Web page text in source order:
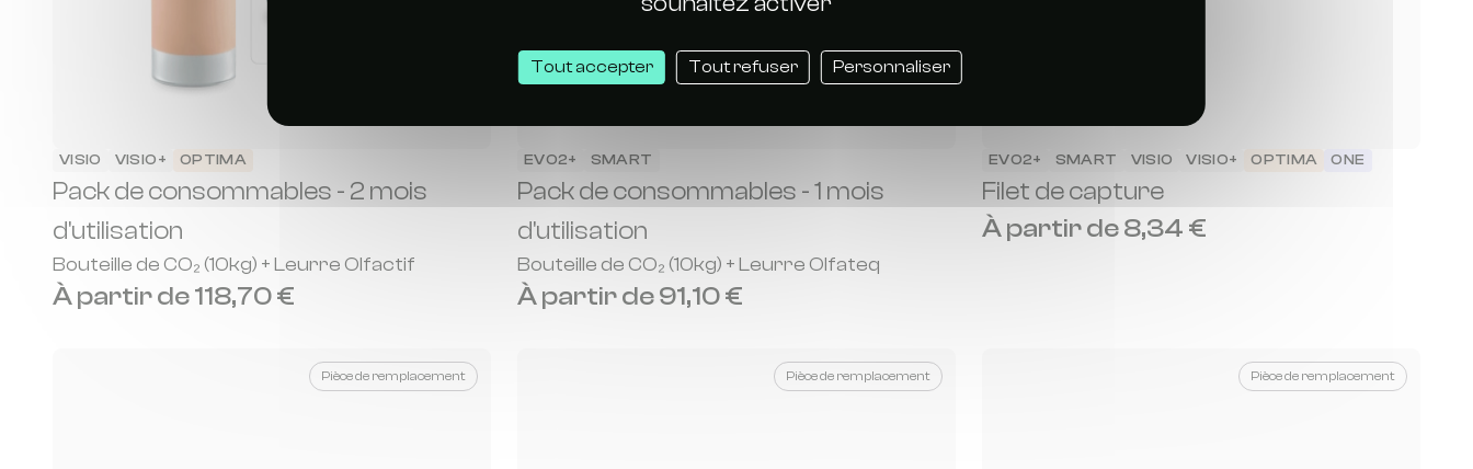
Tout accepter Tout refuser Personnaliser
VISIO VISIO+ OPTIMA
Pack de consommables - 2 mois
d'utilisation
Bouteille de CO₂ (10kg) + Leurre Olfactif
À partir de 118,70 €
EVO2+ SMART
Pack de consommables - 1 mois
d'utilisation
Bouteille de CO₂ (10kg) + Leurre Olfateq
À partir de 91,10 €
EVO2+ SMART VISIO VISIO+ OPTIMA ONE
Filet de capture
À partir de 8,34 €
Pièce de remplacement Pièce de remplacement Pièce de remplacement